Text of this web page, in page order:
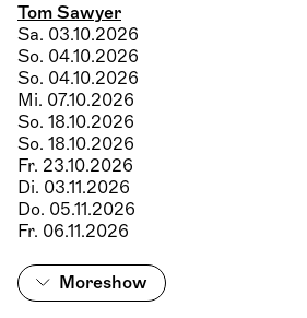
Tom Sawyer
Sa. 03.10.2026
So. 04.10.2026
So. 04.10.2026
Mi. 07.10.2026
So. 18.10.2026
So. 18.10.2026
Fr. 23.10.2026
Di. 03.11.2026
Do. 05.11.2026
Fr. 06.11.2026
Moreshow